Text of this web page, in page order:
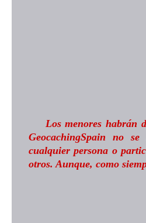
Los menores habrán
GeocachingSpain no
cualquier persona o
otros. Aunque, como